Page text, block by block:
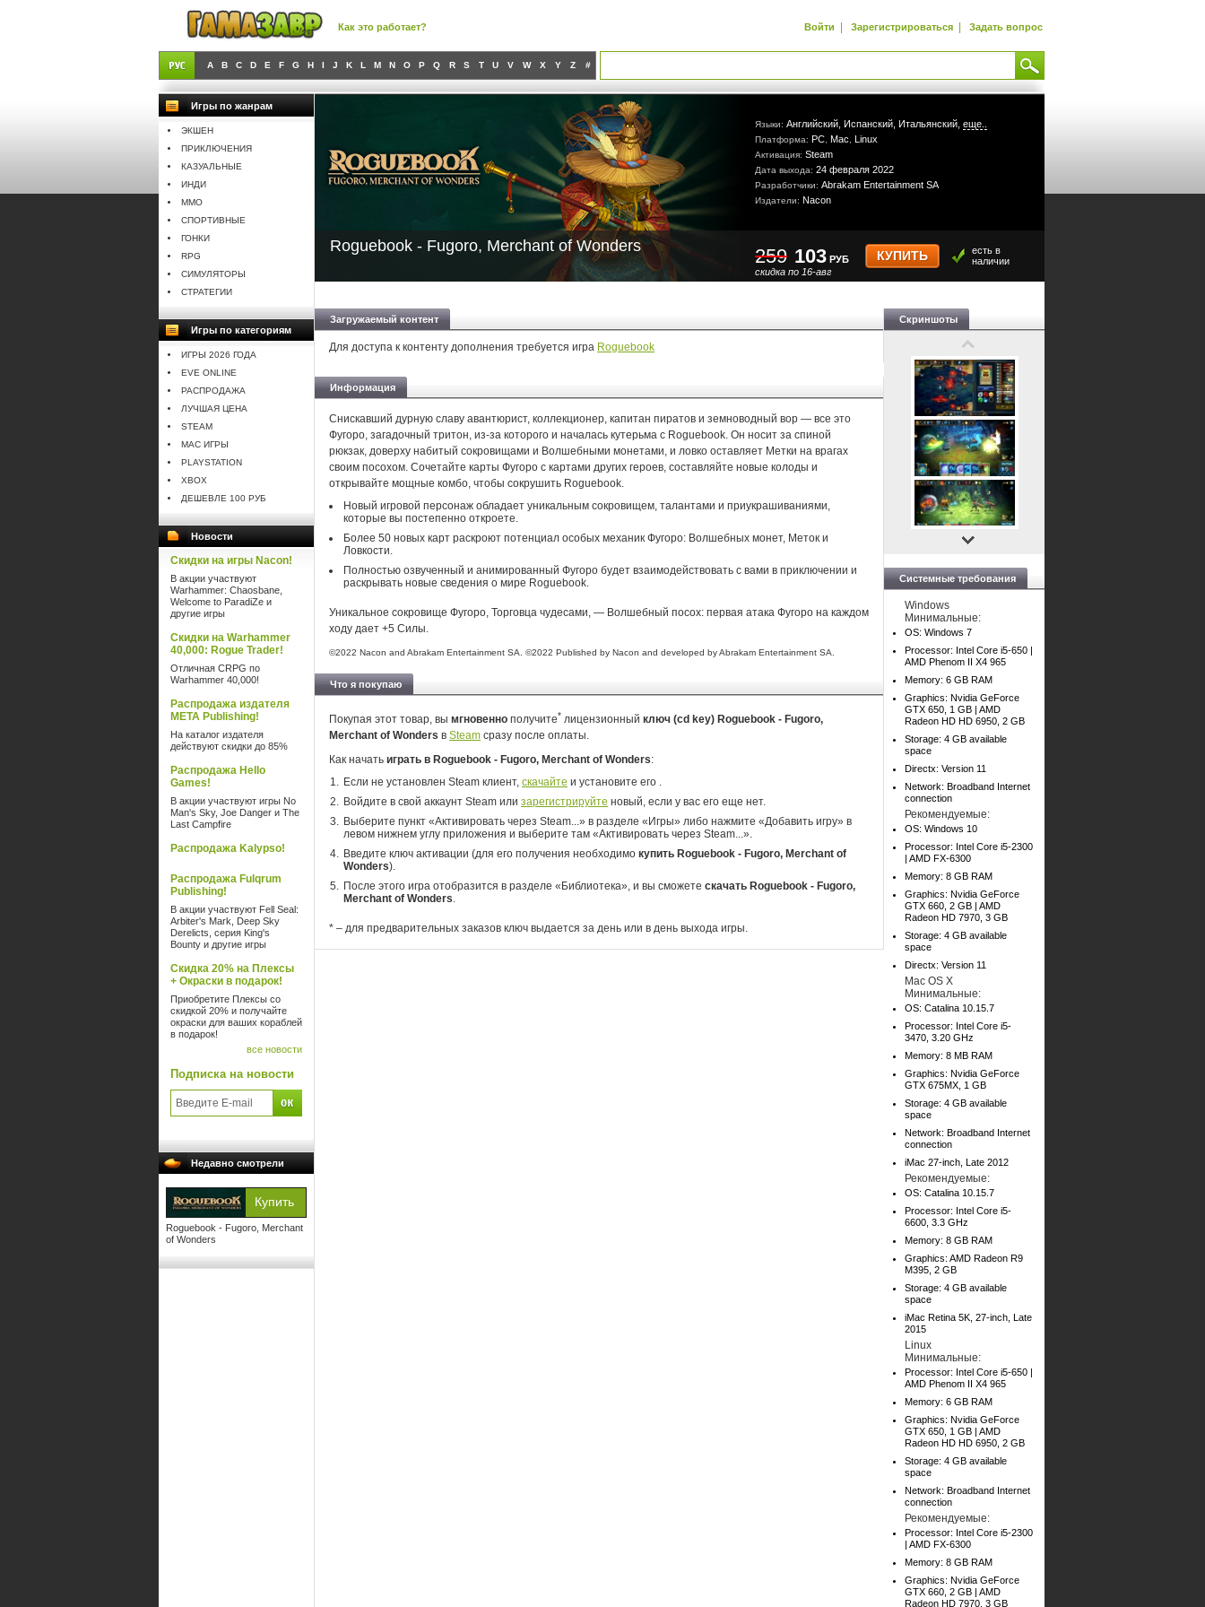
Как это работает? Войти | Зарегистрироваться | Задать вопрос
A B C D E F G H I J K L M N O P Q R S T U V W X Y Z #
Игры по жанрам
ЭКШЕН
ПРИКЛЮЧЕНИЯ
КАЗУАЛЬНЫЕ
ИНДИ
MMO
СПОРТИВНЫЕ
ГОНКИ
RPG
СИМУЛЯТОРЫ
СТРАТЕГИИ
Игры по категориям
ИГРЫ 2026 ГОДА
EVE ONLINE
РАСПРОДАЖА
ЛУЧШАЯ ЦЕНА
STEAM
MAC ИГРЫ
PLAYSTATION
XBOX
ДЕШЕВЛЕ 100 РУБ
Новости
Скидки на игры Nacon!
В акции участвуют
Warhammer: Chaosbane,
Welcome to ParadiZe и
другие игры
Скидки на Warhammer
40,000: Rogue Trader!
Отличная CRPG по
Warhammer 40,000!
Распродажа издателя
META Publishing!
На каталог издателя
действуют скидки до 85%
Распродажа Hello
Games!
В акции участвуют игры No
Man's Sky, Joe Danger и The
Last Campfire
Распродажа Kalypso!
Распродажа Fulqrum
Publishing!
В акции участвуют Fell Seal:
Arbiter's Mark, Deep Sky
Derelicts, серия King's
Bounty и другие игры
Скидка 20% на Плексы
+ Окраски в подарок!
Приобретите Плексы со
скидкой 20% и получайте
окраски для ваших кораблей
в подарок!
все новости
Подписка на новости
Недавно смотрели
Roguebook - Fugoro, Merchant
of Wonders
Языки: Английский, Испанский, Итальянский, еще..
Платформа: PC Mac Linux
Активация: Steam
Дата выхода: 24 февраля 2022
Разработчики: Abrakam Entertainment SA
Издатели: Nacon
Roguebook - Fugoro, Merchant of Wonders 259
скидка по 16-авг
103 РУБ КУПИТЬ
есть в
наличии
Загружаемый контент
Для доступа к контенту дополнения требуется игра Roguebook
Информация
Снискавший дурную славу авантюрист, коллекционер, капитан пиратов и земноводный вор — все это
Фугоро, загадочный тритон, из-за которого и началась кутерьма с Roguebook. Он носит за спиной
рюкзак, доверху набитый сокровищами и Волшебными монетами, и ловко оставляет Метки на врагах
своим посохом. Сочетайте карты Фугоро с картами других героев, составляйте новые колоды и
открывайте мощные комбо, чтобы сокрушить Roguebook.
Новый игровой персонаж обладает уникальным сокровищем, талантами и приукрашиваниями,
которые вы постепенно откроете.
Более 50 новых карт раскроют потенциал особых механик Фугоро: Волшебных монет, Меток и
Ловкости.
Полностью озвученный и анимированный Фугоро будет взаимодействовать с вами в приключении и
раскрывать новые сведения о мире Roguebook.
Уникальное сокровище Фугоро, Торговца чудесами, — Волшебный посох: первая атака Фугоро на каждом
ходу дает +5 Силы.
©2022 Nacon and Abrakam Entertainment SA. ©2022 Published by Nacon and developed by Abrakam Entertainment SA.
Что я покупаю
Покупая этот товар, вы мгновенно получите* лицензионный ключ (cd key) Roguebook - Fugoro,
Merchant of Wonders в Steam сразу после оплаты.
Как начать играть в Roguebook - Fugoro, Merchant of Wonders:
Если не установлен Steam клиент, скачайте и установите его .
Войдите в свой аккаунт Steam или зарегистрируйте новый, если у вас его еще нет.
Выберите пункт «Активировать через Steam...» в разделе «Игры» либо нажмите «Добавить игру» в
левом нижнем углу приложения и выберите там «Активировать через Steam...».
Введите ключ активации (для его получения необходимо купить Roguebook - Fugoro, Merchant of
Wonders).
После этого игра отобразится в разделе «Библиотека», и вы сможете скачать Roguebook - Fugoro,
Merchant of Wonders.
* – для предварительных заказов ключ выдается за день или в день выхода игры.
Скриншоты
Системные требования
Windows
Минимальные:
OS: Windows 7
Processor: Intel Core i5-650 |
AMD Phenom II X4 965
Memory: 6 GB RAM
Graphics: Nvidia GeForce
GTX 650, 1 GB | AMD
Radeon HD HD 6950, 2 GB
Storage: 4 GB available
space
Directx: Version 11
Network: Broadband Internet
connection
Рекомендуемые:
OS: Windows 10
Processor: Intel Core i5-2300
| AMD FX-6300
Memory: 8 GB RAM
Graphics: Nvidia GeForce
GTX 660, 2 GB | AMD
Radeon HD 7970, 3 GB
Storage: 4 GB available
space
Directx: Version 11
Mac OS X
Минимальные:
OS: Catalina 10.15.7
Processor: Intel Core i5-
3470, 3.20 GHz
Memory: 8 MB RAM
Graphics: Nvidia GeForce
GTX 675MX, 1 GB
Storage: 4 GB available
space
Network: Broadband Internet
connection
iMac 27-inch, Late 2012
Рекомендуемые:
OS: Catalina 10.15.7
Processor: Intel Core i5-
6600, 3.3 GHz
Memory: 8 GB RAM
Graphics: AMD Radeon R9
M395, 2 GB
Storage: 4 GB available
space
iMac Retina 5K, 27-inch, Late
2015
Linux
Минимальные:
Processor: Intel Core i5-650 |
AMD Phenom II X4 965
Memory: 6 GB RAM
Graphics: Nvidia GeForce
GTX 650, 1 GB | AMD
Radeon HD HD 6950, 2 GB
Storage: 4 GB available
space
Network: Broadband Internet
connection
Рекомендуемые:
Processor: Intel Core i5-2300
| AMD FX-6300
Memory: 8 GB RAM
Graphics: Nvidia GeForce
GTX 660, 2 GB | AMD
Radeon HD 7970, 3 GB